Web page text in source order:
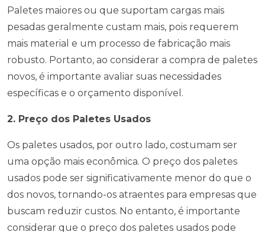
Paletes maiores ou que suportam cargas mais
pesadas geralmente custam mais, pois requerem
mais material e um processo de fabricação mais
robusto. Portanto, ao considerar a compra de paletes
novos, é importante avaliar suas necessidades
específicas e o orçamento disponível.
2. Preço dos Paletes Usados
Os paletes usados, por outro lado, costumam ser
uma opção mais econômica. O preço dos paletes
usados pode ser significativamente menor do que o
dos novos, tornando-os atraentes para empresas que
buscam reduzir custos. No entanto, é importante
considerar que o preço dos paletes usados pode